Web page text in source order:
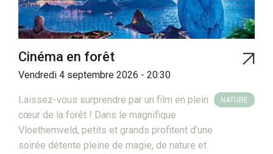
Cinéma en forêt
Vendredi 4 septembre 2026 - 20:30
Laissez-vous surprendre par un film en plein
cœur de la forêt ! Dans le magnifique
Vloethemveld, petits et grands profitent d’une
soirée détente pleine de magie, de nature et
NATURE